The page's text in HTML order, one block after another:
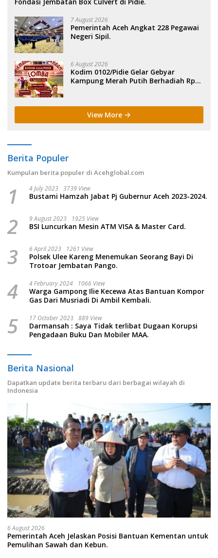
7 August 2026
Pemerintah Aceh Angkat 228 Pegawai
Negeri Sipil.
6 August 2026
Kodim 0102/Pidie Gelar Gebyar
Kampung Merah Putih Berhadiah Rp
View More
Berita Populer
Kumpulan berita populer di Acehglobal.com
1 4 July 2023 3739 View
Bustami Hamzah Jabat Pj Gubernur Aceh 2023-2024.
2 9 August 2023 1925 View
BSI Luncurkan Mesin ATM VISA & Master Card.
3 6 April 2023 1261 View
Polsek Ulee Kareng Menemukan Seorang Bayi Di
Trotoar Jembatan Pango.
4 4 February 2024 1066 View
Warga Gampong Ilie Kecewa Atas Bantuan Kompor
Gas Dari Musriadi Di Ambil Kembali.
5 17 October 2023 889 View
Darmansah : Saya Tidak terlibat Dugaan Korupsi
Pengadaan Buku Dan Mobiler MAA.
Berita Nasional
Dapatkan update berita terbaru dari berbagai wilayah di
Indonesia
6 August 2026
Pemerintah Aceh Jelaskan Posisi Bantuan Kementan untuk
Pemulihan Sawah dan Kebun.